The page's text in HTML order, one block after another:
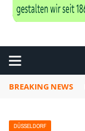
BREAKING NEWS
DÜSSELDORF